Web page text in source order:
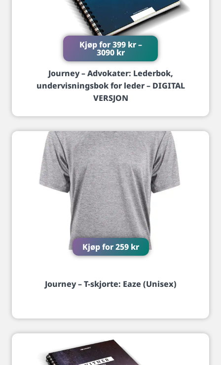
Kjøp for399 kr –
3090 kr
Journey – Advokater: Lederbok,
undervisningsbok for leder – DIGITAL
VERSJON
Kjøp for259 kr
Journey – T-skjorte: Eaze (Unisex)